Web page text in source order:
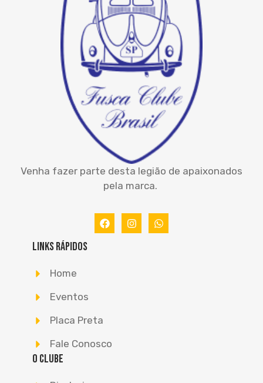
Venha fazer parte desta legião de apaixonados
pela marca.
Links Rápidos
Home
Eventos
Placa Preta
Fale Conosco
O Clube